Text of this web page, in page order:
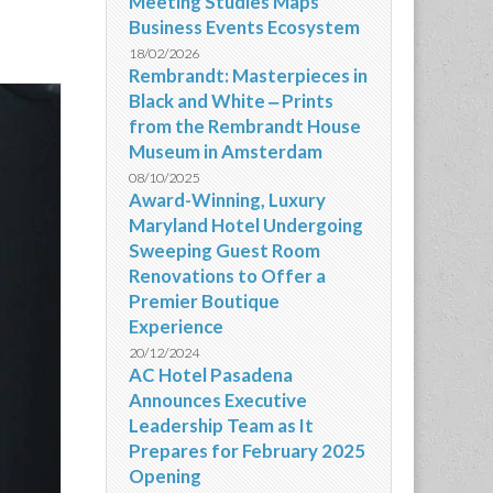
Business Events Ecosystem
18/02/2026
Rembrandt: Masterpieces in
Black and White ‒ Prints
from the Rembrandt House
Museum in Amsterdam
08/10/2025
Award-Winning, Luxury
Maryland Hotel Undergoing
Sweeping Guest Room
Renovations to Offer a
Premier Boutique
Experience
20/12/2024
AC Hotel Pasadena
Announces Executive
Leadership Team as It
Prepares for February 2025
Opening